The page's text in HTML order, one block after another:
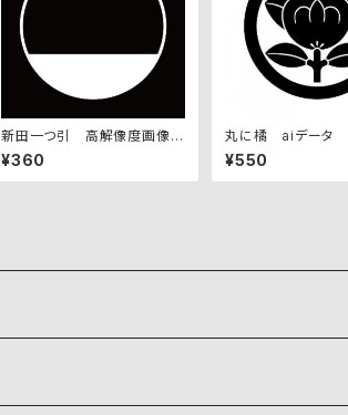
新田一つ引 高解像度画像セ
ット
¥360
丸に橘 aiデータ
¥550